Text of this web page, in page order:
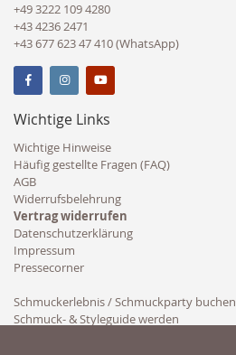
+49 3222 109 4280
+43 4236 2471
+43 677 623 47 410 (WhatsApp)
Wichtige Links
Wichtige Hinweise
Häufig gestellte Fragen (FAQ)
AGB
Widerrufsbelehrung
Vertrag widerrufen
Datenschutzerklärung
Impressum
Pressecorner
Schmuckerlebnis / Schmuckparty buchen
Schmuck- & Styleguide werden